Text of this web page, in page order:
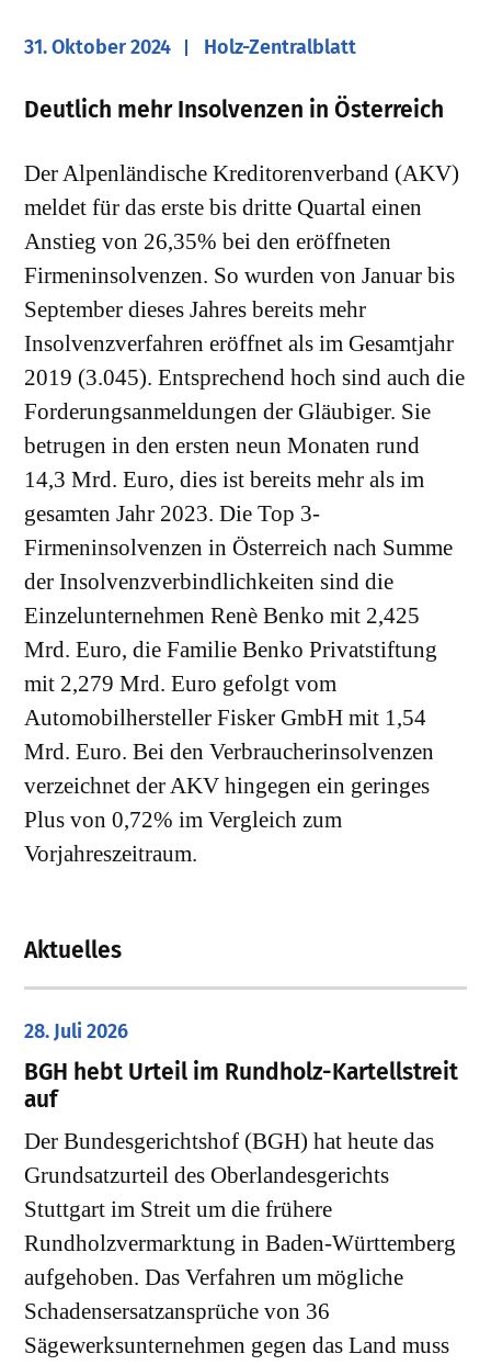
31. Oktober 2024 Holz-Zentralblatt
Deutlich mehr Insolvenzen in Österreich
Der Alpenländische Kreditorenverband (AKV)
meldet für das erste bis dritte Quartal einen
Anstieg von 26,35% bei den eröffneten
Firmeninsolvenzen. So wurden von Januar bis
September dieses Jahres bereits mehr
Insolvenzverfahren eröffnet als im Gesamtjahr
2019 (3.045). Entsprechend hoch sind auch die
Forderungsanmeldungen der Gläubiger. Sie
betrugen in den ersten neun Monaten rund
14,3 Mrd. Euro, dies ist bereits mehr als im
gesamten Jahr 2023. Die Top 3-
Firmeninsolvenzen in Österreich nach Summe
der Insolvenzverbindlichkeiten sind die
Einzelunternehmen Renè Benko mit 2,425
Mrd. Euro, die Familie Benko Privatstiftung
mit 2,279 Mrd. Euro gefolgt vom
Automobilhersteller Fisker GmbH mit 1,54
Mrd. Euro. Bei den Verbraucherinsolvenzen
verzeichnet der AKV hingegen ein geringes
Plus von 0,72% im Vergleich zum
Vorjahreszeitraum.
Aktuelles
28. Juli 2026
​BGH hebt Urteil im Rundholz-Kartellstreit
auf
Der Bundesgerichtshof (BGH) hat heute das
Grundsatzurteil des Oberlandesgerichts
Stuttgart im Streit um die frühere
Rundholzvermarktung in Baden-Württemberg
aufgehoben. Das Verfahren um mögliche
Schadensersatzansprüche von 36
Sägewerksunternehmen gegen das Land muss